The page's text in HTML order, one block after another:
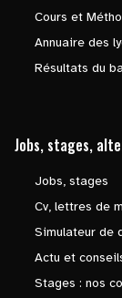
Cours et
Annuaire des
Résultats du
Jobs, stages,
Jobs, stages
Cv, lettres de
Simulateur de
Actu et
Stages : nos